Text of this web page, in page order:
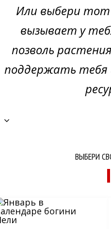
Или выбери
вызывает у
позволь
поддержать тебя
ВЫБЕРИ